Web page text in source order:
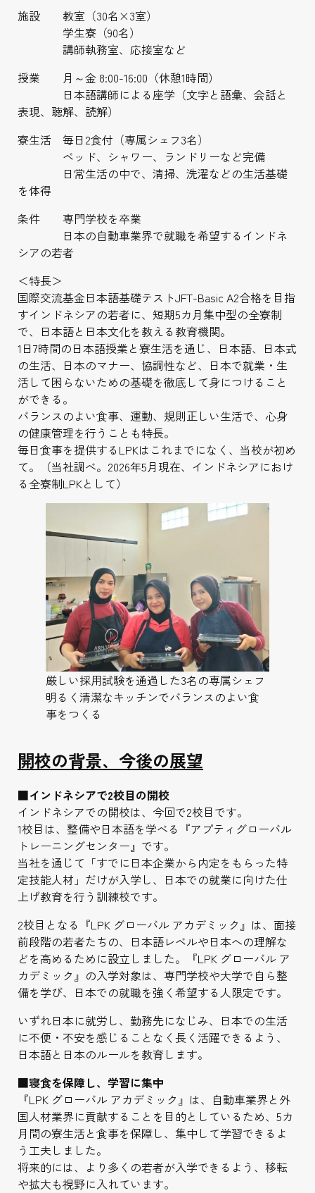
施設 教室（30名×3室）
学生寮（90名）
講師執務室、応接室など
授業 月～金 8:00-16:00（休憩1時間）
日本語講師による座学（文字と語彙、会話と
表現、聴解、読解）
寮生活 毎日2食付（専属シェフ3名）
ベッド、シャワー、ランドリーなど完備
日常生活の中で、清掃、洗濯などの生活基礎
を体得
条件 専門学校を卒業
日本の自動車業界で就職を希望するインドネ
シアの若者
＜特長＞
国際交流基金日本語基礎テストJFT-Basic A2合格を目指
すインドネシアの若者に、短期5カ月集中型の全寮制
で、日本語と日本文化を教える教育機関。
1日7時間の日本語授業と寮生活を通じ、日本語、日本式
の生活、日本のマナー、協調性など、日本で就業・生
活して困らないための基礎を徹底して身につけること
ができる。
バランスのよい食事、運動、規則正しい生活で、心身
の健康管理を行うことも特長。
毎日食事を提供するLPKはこれまでになく、当校が初め
て。（当社調べ。2026年5月現在、インドネシアにおけ
る全寮制LPKとして）
厳しい採用試験を通過した3名の専属シェフ
明るく清潔なキッチンでバランスのよい食
事をつくる
開校の背景、今後の展望
■インドネシアで2校目の開校
インドネシアでの開校は、今回で2校目です。
1校目は、整備や日本語を学べる『アプティグローバル
トレーニングセンター』です。
当社を通じて「すでに日本企業から内定をもらった特
定技能人材」だけが入学し、日本での就業に向けた仕
上げ教育を行う訓練校です。
2校目となる『LPK グローバル アカデミック』は、面接
前段階の若者たちの、日本語レベルや日本への理解な
どを高めるために設立しました。『LPK グローバル ア
カデミック』の入学対象は、専門学校や大学で自ら整
備を学び、日本での就職を強く希望する人限定です。
いずれ日本に就労し、勤務先になじみ、日本での生活
に不便・不安を感じることなく長く活躍できるよう、
日本語と日本のルールを教育します。
■寝食を保障し、学習に集中
『LPK グローバル アカデミック』は、自動車業界と外
国人材業界に貢献することを目的としているため、5カ
月間の寮生活と食事を保障し、集中して学習できるよ
う工夫しました。
将来的には、より多くの若者が入学できるよう、移転
や拡大も視野に入れています。